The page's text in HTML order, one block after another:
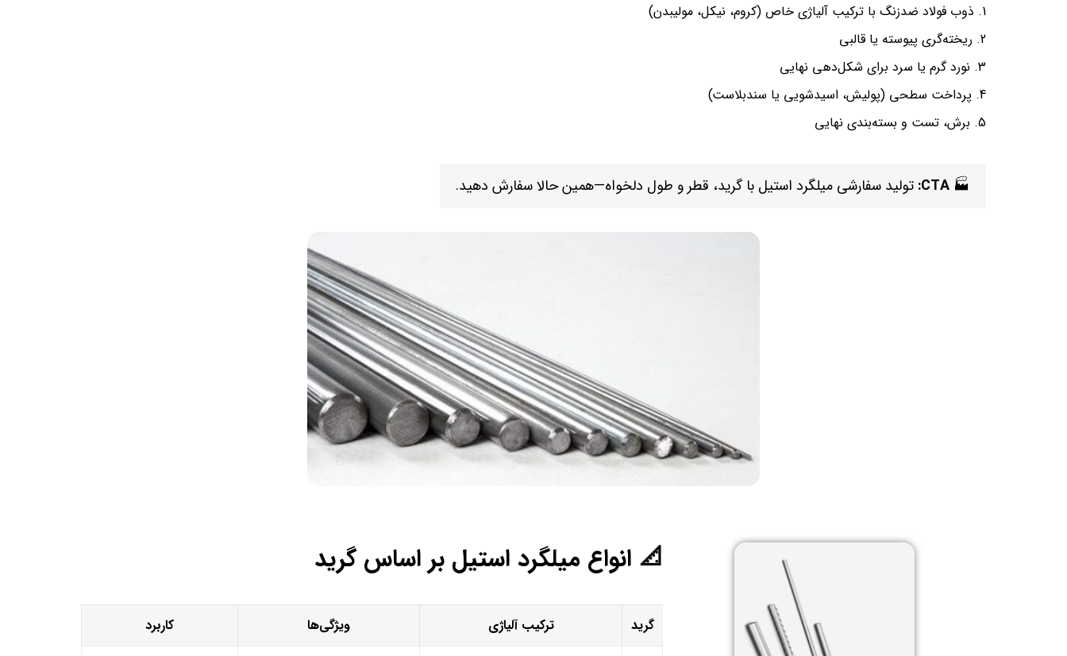
ذوب فولاد ضدزنگ با ترکیب آلیاژی خاص (کروم، نیکل، مولیبدن)
ریخته‌گری پیوسته یا قالبی
نورد گرم یا سرد برای شکل‌دهی نهایی
پرداخت سطحی (پولیش، اسیدشویی یا سندبلاست)
برش، تست و بسته‌بندی نهایی
🏭
CTA: تولید سفارشی میلگرد استیل با گرید، قطر و طول دلخواه—همین حالا سفارش دهید.
📐 انواع میلگرد استیل بر اساس گرید
گرید ترکیب آلیاژی ویژگی‌ها کاربرد